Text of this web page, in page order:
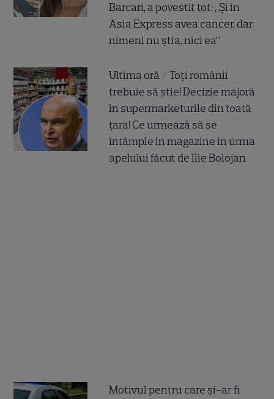
Barcari, a povestit tot: „Și în
Asia Express avea cancer, dar
nimeni nu știa, nici ea”
Ultima oră / Toți românii
trebuie să știe! Decizie majoră
în supermarketurile din toată
țara! Ce urmează să se
întâmple în magazine în urma
apelului făcut de Ilie Bolojan
Motivul pentru care și-ar fi